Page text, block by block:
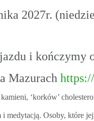
2027r.
i kończymy
Mazurach
‘korków’
medytacją. Osoby, które